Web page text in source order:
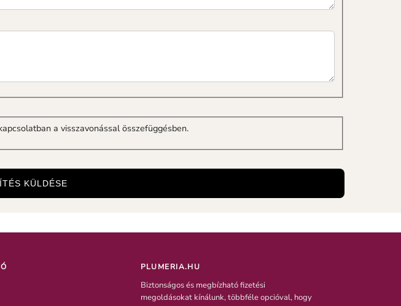
a visszavonással összefüggésben.
KÜLDÉSE
PLUMERIA.HU
Biztonságos és megbízható fizetési
megoldásokat kínálunk, többféle opcióval, hogy